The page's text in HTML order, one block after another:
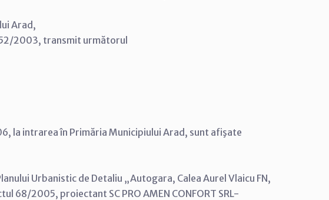
Arad,
2003, transmit următorul
la intrarea în Primăria Municipiului Arad, sunt afişate
Urbanistic de Detaliu „Autogara, Calea Aurel Vlaicu FN,
68/2005, proiectant SC PRO AMEN CONFORT SRL-